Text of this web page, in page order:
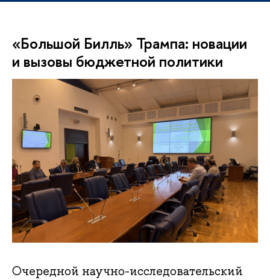
«Большой Билль» Трампа: новации
и вызовы бюджетной политики
Очередной научно-исследовательский